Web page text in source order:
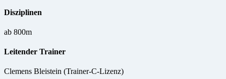
Disziplinen
ab 800m
Leitender Trainer
Clemens Bleistein (Trainer-C-Lizenz)